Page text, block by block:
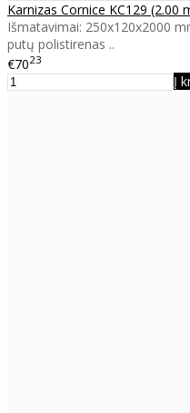
Karnizas Cornice KC129 (2.00
Išmatavimai: 250x120x2000
putų polistirenas ..
€7023
Į